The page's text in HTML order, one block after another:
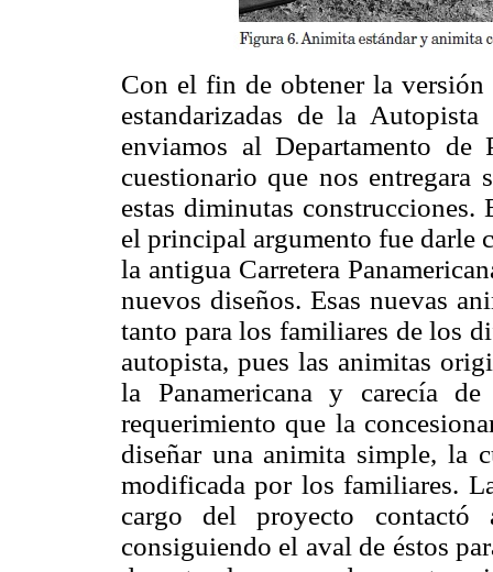
Con el fin de obtener la
estandarizadas de la
enviamos al Departamento de
cuestionario que nos entregara
estas diminutas construcciones.
el principal argumento fue darle
la antigua Carretera
nuevos diseños. Esas nuevas
tanto para los familiares de los
autopista, pues las animitas
la Panamericana y carecía
requerimiento que la
diseñar una animita simple, la
modificada por los familiares.
cargo del proyecto
consiguiendo el aval de éstos